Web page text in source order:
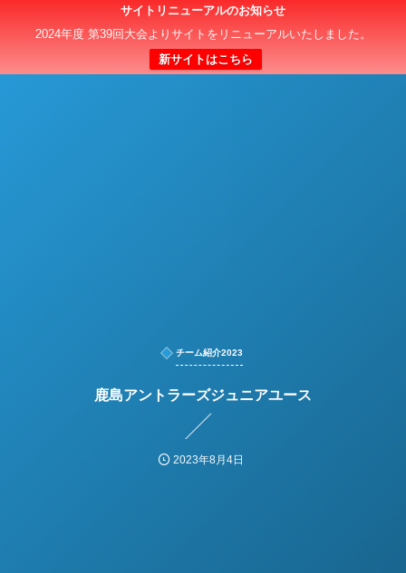
サイトリニューアルのお知らせ
2024年度 第39回大会よりサイトをリニューアルいたしました。
新サイトはこちら
日本クラブユースサッカー選手権（U-15）大会
チーム紹介2023
鹿島アントラーズジュニアユース
2023年8月4日